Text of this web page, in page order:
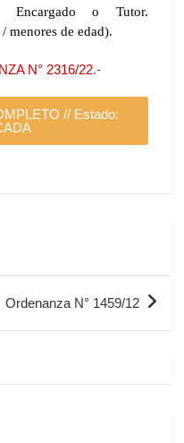
Encargado o Tutor.
menores de edad).
N° 2316/22.-
// Estado:
Ordenanza N° 1459/12